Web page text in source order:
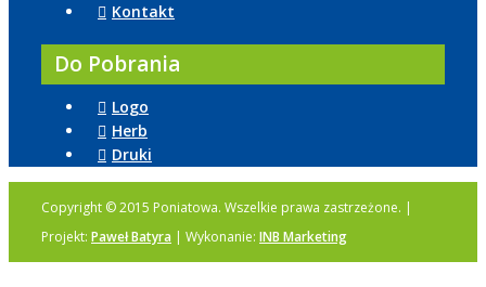
Kontakt
Do Pobrania
Logo
Herb
Druki
Copyright © 2015 Poniatowa. Wszelkie prawa zastrzeżone. |
Projekt: Paweł Batyra | Wykonanie: INB Marketing